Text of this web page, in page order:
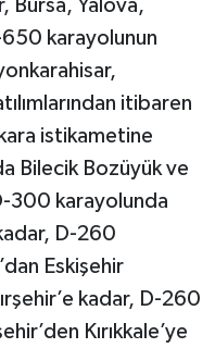
Bursa, Yalova,
650 karayolunun
itibaren
istikametine
Bilecik Bozüyük ve
300 karayolunda
D-260
Eskişehir
kadar, D-260
Kırıkkale’ye